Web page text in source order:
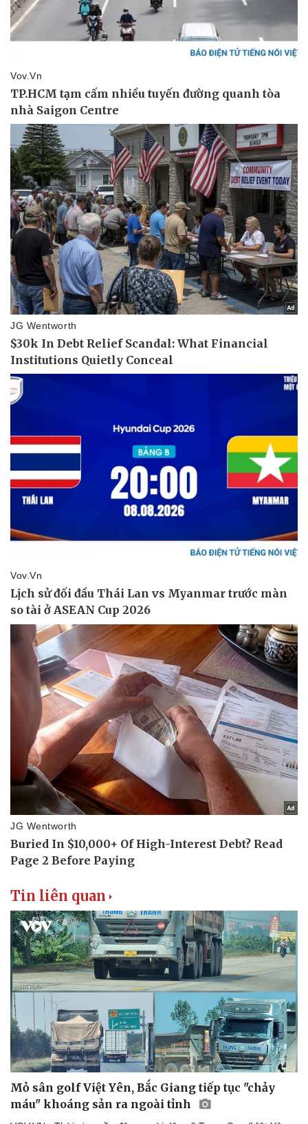
Thể thao
Bóng đá
Lịch thi đấu bóng đá
Thế giới thể thao
eSports
Hậu trường
Ô tô - Xe máy
Ô tô
Xe máy
Tư vấn
Tin liên quan
Mỏ sân golf Việt Yên, Bắc Giang tiếp tục "chảy
máu" khoáng sản ra ngoài tỉnh